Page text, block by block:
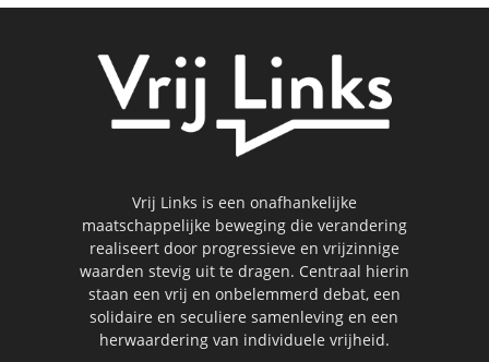
Vrij Links is een onafhankelijke
maatschappelijke beweging die verandering
realiseert door progressieve en vrijzinnige
waarden stevig uit te dragen. Centraal hierin
staan een vrij en onbelemmerd debat, een
solidaire en seculiere samenleving en een
herwaardering van individuele vrijheid.